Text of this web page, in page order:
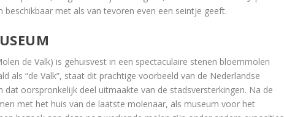
beschikbaar met als van tevoren even een seintje geeft.
de Valk) is gehuisvest in een spectaculaire stenen bloemmolen
als “de Valk”, staat dit prachtige voorbeeld van de Nederlandse
oorspronkelijk deel uitmaakte van de stadsversterkingen. Na de
met het huis van de laatste molenaar, als museum voor het